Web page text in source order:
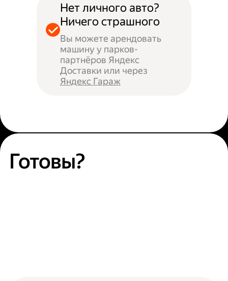
Нет личного авто?
Ничего страшного
Вы можете арендовать
машину у парков-
партнёров Яндекс
Доставки или через
Яндекс Гараж
Готовы?